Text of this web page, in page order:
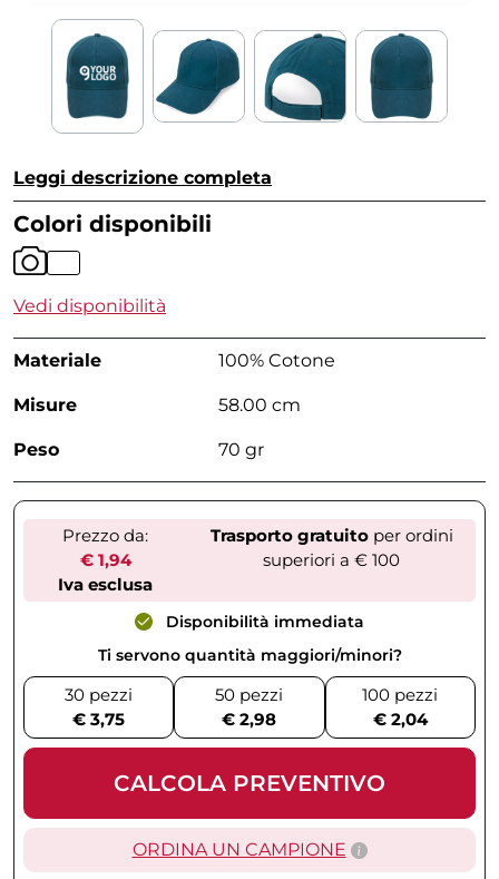
Leggi descrizione completa
Colori disponibili
Vedi disponibilità
Materiale 100% Cotone
Misure 58.00 cm
Peso 70 gr
Prezzo da:
€ 1,94
Iva esclusa
Trasporto gratuitoper ordini
superiori a € 100
Disponibilità immediata
Ti servono quantità maggiori/minori?
30 pezzi
€ 3,75
50 pezzi
€ 2,98
100 pezzi
€ 2,04
CALCOLA PREVENTIVO
ORDINA UN CAMPIONE